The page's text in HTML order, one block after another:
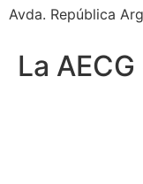
Avda. República
La